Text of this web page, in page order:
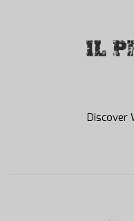
IL
Discover